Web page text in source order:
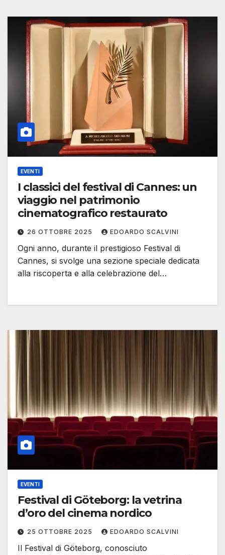
EVENTI
I classici del festival di Cannes: un
viaggio nel patrimonio
cinematografico restaurato
26 OTTOBRE 2025 EDOARDO SCALVINI
Ogni anno, durante il prestigioso Festival di
Cannes, si svolge una sezione speciale dedicata
alla riscoperta e alla celebrazione del…
EVENTI
Festival di Göteborg: la vetrina
d’oro del cinema nordico
25 OTTOBRE 2025 EDOARDO SCALVINI
Il Festival di Göteborg, conosciuto